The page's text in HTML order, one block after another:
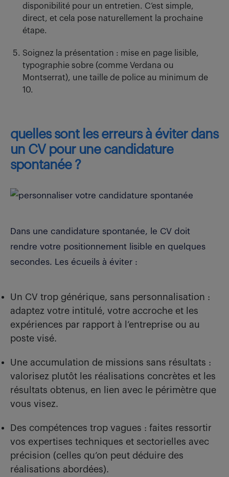
disponibilité pour un entretien. C’est simple,
direct, et cela pose naturellement la prochaine
étape.
Soignez la présentation : mise en page lisible,
typographie sobre (comme Verdana ou
Montserrat), une taille de police au minimum de
10.
quelles sont les erreurs à éviter dans
un CV pour une candidature
spontanée ?
Dans une candidature spontanée, le CV doit
rendre votre positionnement lisible en quelques
secondes. Les écueils à éviter :
Un CV trop générique, sans personnalisation :
adaptez votre intitulé, votre accroche et les
expériences par rapport à l’entreprise ou au
poste visé.
Une accumulation de missions sans résultats :
valorisez plutôt les réalisations concrètes et les
résultats obtenus, en lien avec le périmètre que
vous visez.
Des compétences trop vagues : faites ressortir
vos expertises techniques et sectorielles avec
précision (celles qu’on peut déduire des
réalisations abordées).